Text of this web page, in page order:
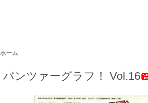
ホーム
パンツァーグラフ！ Vol.16